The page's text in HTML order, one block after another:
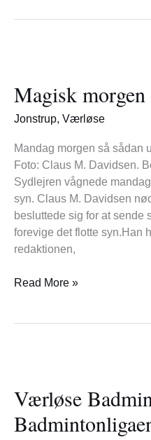
Magisk
Jonstrup, Værløse
Mandag morgen så sådan
Foto: Claus M. Davidsen.
Sydlejren vågnede
syn. Claus M. Davidsen
besluttede sig for at sende
forevige det flotte syn.Han
redaktionen,
på
flyvestationen
Read More »
Værløse
bliver
Badmintonligaen